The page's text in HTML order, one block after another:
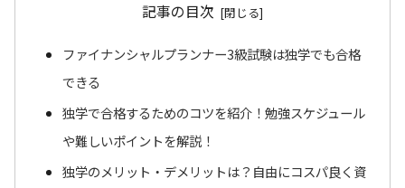
記事の目次
ファイナンシャルプランナー3級試験は独学でも合格
できる
独学で合格するためのコツを紹介！勉強スケジュール
や難しいポイントを解説！
独学のメリット・デメリットは？自由にコスパ良く資